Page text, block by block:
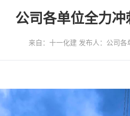
公司各单位全力
来自：十一化建 发布人：公司各